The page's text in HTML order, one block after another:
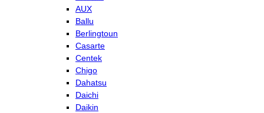
AUX
Ballu
Berlingtoun
Casarte
Centek
Chigo
Dahatsu
Daichi
Daikin